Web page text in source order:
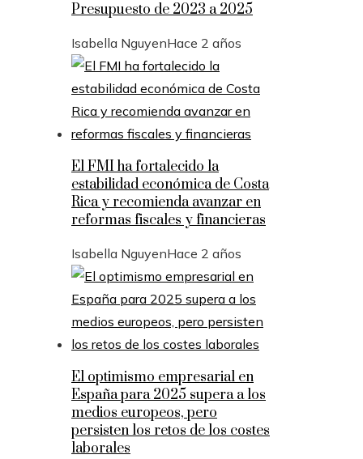
Presupuesto de 2023 a 2025
Isabella NguyenHace 2 años
El FMI ha fortalecido la
estabilidad económica de Costa
Rica y recomienda avanzar en
reformas fiscales y financieras
Isabella NguyenHace 2 años
El optimismo empresarial en
España para 2025 supera a los
medios europeos, pero
persisten los retos de los costes
laborales